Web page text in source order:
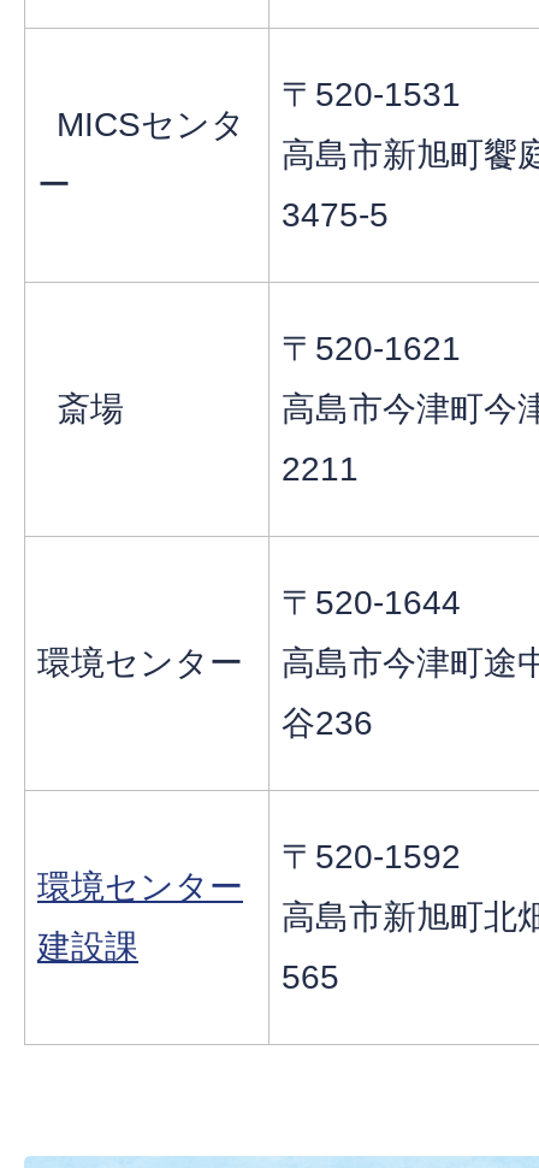
MICSセンタ
ー
〒520-1531
高島市新旭町饗
3475‐5
斎場
〒520-1621
高島市今津町今
2211
環境センター
〒520-1644
高島市今津町途
谷236
環境センター
建設課
〒520-1592
高島市新旭町北
565